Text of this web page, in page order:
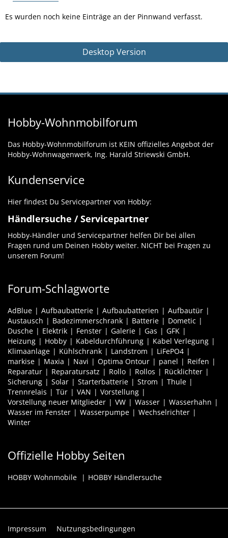
Es wurden noch keine Einträge an der Pinnwand verfasst.
Desktop Version
Hobby-Wohnmobilforum
Das Hobby-Wohnmobilforum ist KEIN offizielles Angebot der
Hobby-Wohnwagenwerk, Ing. Harald Striewski GmbH.
Kundenservice
Hier findest Du Servicepartner von Hobby:
Händlersuche / Servicepartner
Hobby-Händler und Servicepartner helfen Dir bei allen
Fragen rund um Deinen Hobby weiter. NICHT bei Fragen zu
unserem Forum!
Forum-Schlagworte
AdBlue Aufbaubatterie Aufbaubatterien
Aufbautür
Austausch
Badezimmerschrank Batterie
Dometic
Dusche
Elektrik Fenster Galerie Gas
GFK
Heizung
Hobby Kabeldurchführung
Kabel Verlegung
Klimaanlage
Kühlschrank Landstrom
LiFePO4
markise
Maxia Navi Optima Ontour panel
Reifen
Reparatur
Reparatursatz Rollo Rollos
Rücklichter
Sicherung
Solar Starterbatterie Strom
Thule
Trennrelais
Tür VAN
Vorstellung
Vorstellung neuer Mitglieder
VW Wasser
Wasserhahn
Wasser im Fenster
Wasserpumpe
Wechselrichter
Winter
Offizielle Hobby Seiten
HOBBY Wohnmobile HOBBY Händlersuche
Impressum Nutzungsbedingungen